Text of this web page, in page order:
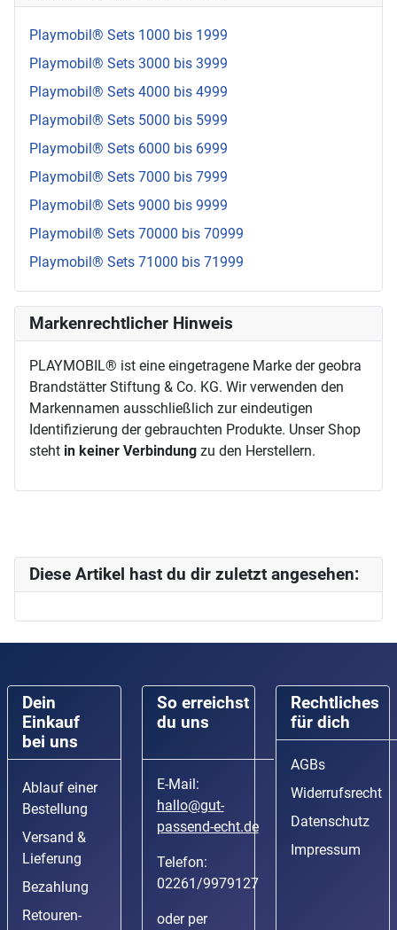
Playmobil® Sets 1000 bis 1999
Playmobil® Sets 3000 bis 3999
Playmobil® Sets 4000 bis 4999
Playmobil® Sets 5000 bis 5999
Playmobil® Sets 6000 bis 6999
Playmobil® Sets 7000 bis 7999
Playmobil® Sets 9000 bis 9999
Playmobil® Sets 70000 bis 70999
Playmobil® Sets 71000 bis 71999
Markenrechtlicher Hinweis
PLAYMOBIL® ist eine eingetragene Marke der geobra
Brandstätter Stiftung & Co. KG. Wir verwenden den
Markennamen ausschließlich zur eindeutigen
Identifizierung der gebrauchten Produkte. Unser Shop
steht in keiner Verbindung zu den Herstellern.
Diese Artikel hast du dir zuletzt angesehen:
Dein
Einkauf
bei uns
Ablauf einer
Bestellung
Versand &
Lieferung
Bezahlung
Retouren-
So erreichst
du uns
E-Mail:
hallo@gut-
passend-echt.de
Telefon:
02261/9979127
oder per
Rechtliches
für dich
AGBs
Widerrufsrecht
Datenschutz
Impressum